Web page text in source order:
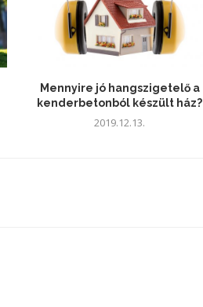
Mennyire jó hangszigetelő a
kenderbetonból készült ház?
2019.12.13.